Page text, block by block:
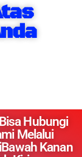
Hubungi
Melalui
Kanan